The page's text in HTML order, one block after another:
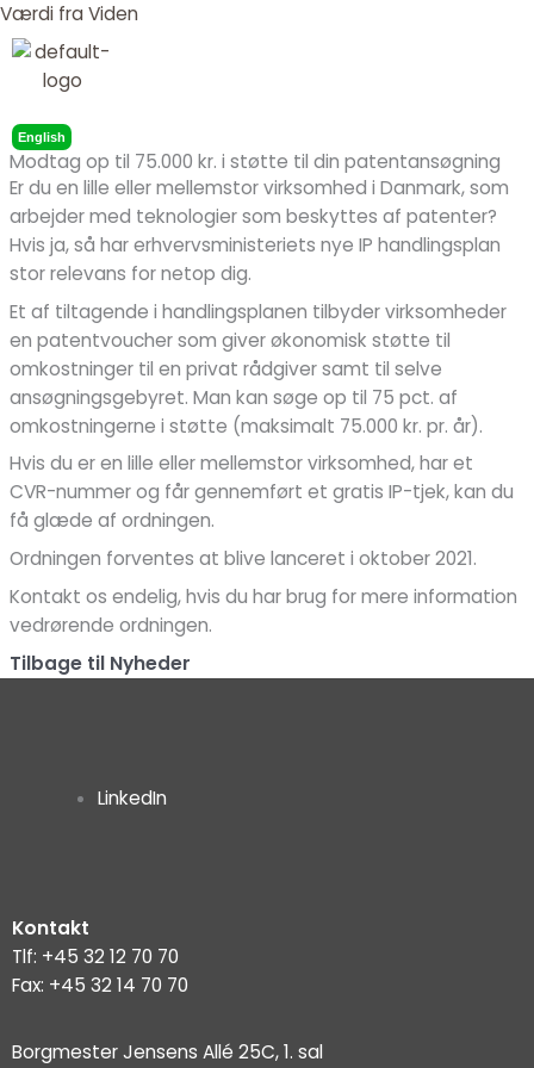
Gå
til
indholdet
Værdi fra Viden
English
Modtag op til 75.000 kr. i støtte til din patentansøgning
Er du en lille eller mellemstor virksomhed i Danmark, som
arbejder med teknologier som beskyttes af patenter?
Hvis ja, så har erhvervsministeriets nye IP handlingsplan
stor relevans for netop dig.
Et af tiltagende i handlingsplanen tilbyder virksomheder
en patentvoucher som giver økonomisk støtte til
omkostninger til en privat rådgiver samt til selve
ansøgningsgebyret. Man kan søge op til 75 pct. af
omkostningerne i støtte (maksimalt 75.000 kr. pr. år).
Hvis du er en lille eller mellemstor virksomhed, har et
CVR-nummer og får gennemført et gratis IP-tjek, kan du
få glæde af ordningen.
Ordningen forventes at blive lanceret i oktober 2021.
Kontakt os endelig, hvis du har brug for mere information
vedrørende ordningen.
Tilbage til Nyheder
LinkedIn
Kontakt
Tlf: +45 32 12 70 70
Fax: +45 32 14 70 70
Borgmester Jensens Allé 25C, 1. sal